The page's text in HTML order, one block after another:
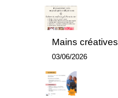
Mains créatives
03/06/2026